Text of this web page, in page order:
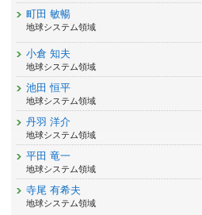
町田 敏暢
地球システム領域
小倉 知夫
地球システム領域
池田 恒平
地球システム領域
丹羽 洋介
地球システム領域
平田 竜一
地球システム領域
寺尾 有希夫
地球システム領域